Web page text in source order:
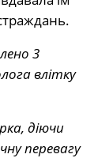
3
влітку
діючи
перевагу